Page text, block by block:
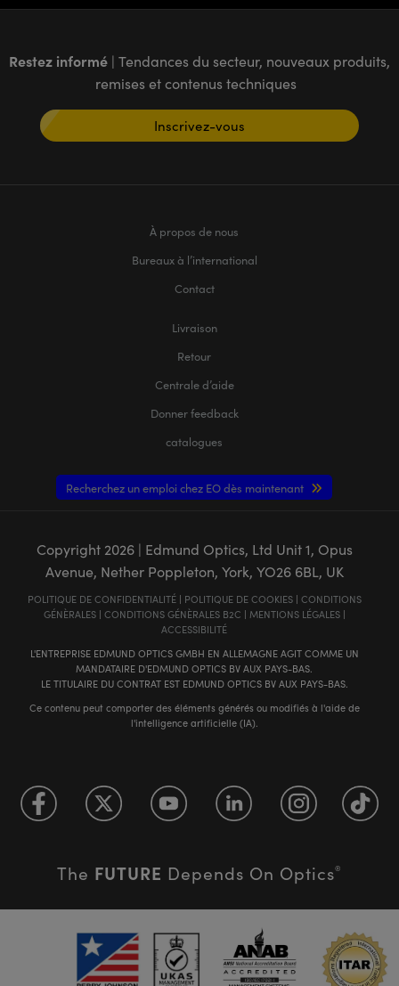
Restez informé | Tendances du secteur, nouveaux produits,
remises et contenus techniques
Inscrivez-vous
À propos de nous
Bureaux à l’international
Contact
Livraison
Retour
Centrale d’aide
Donner feedback
catalogues
Recherchez un emploi chez EO dès maintenant
Copyright 2026| Edmund Optics, Ltd Unit 1, Opus
Avenue, Nether Poppleton, York, YO26 6BL, UK
POLITIQUE DE CONFIDENTIALITÉ| POLITIQUE DE COOKIES| CONDITIONS
GÉNÈRALES| CONDITIONS GÉNÈRALES B2C | MENTIONS LÉGALES|
ACCESSIBILITÉ
L'ENTREPRISE EDMUND OPTICS GMBH EN ALLEMAGNE AGIT COMME UN
MANDATAIRE D'EDMUND OPTICS BV AUX PAYS-BAS.
LE TITULAIRE DU CONTRAT EST EDMUND OPTICS BV AUX PAYS-BAS.
Ce contenu peut comporter des éléments générés ou modifiés à l'aide de
l'intelligence artificielle (IA).
The FUTURE Depends On Optics®